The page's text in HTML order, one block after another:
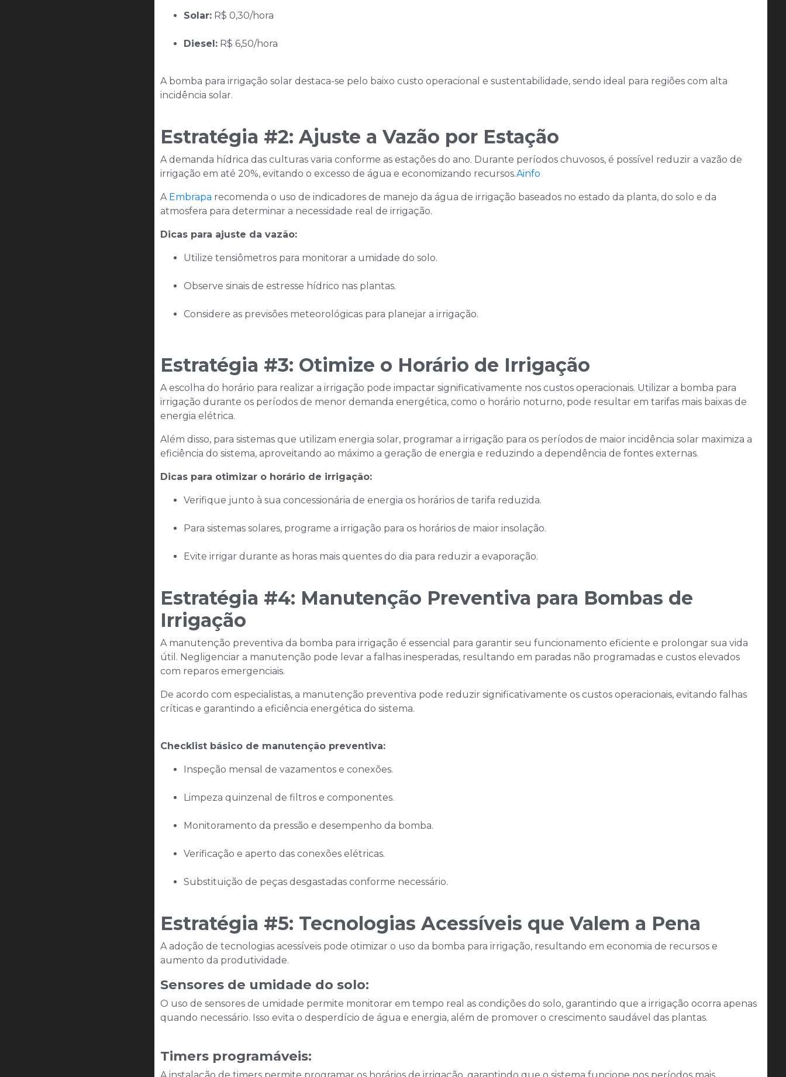
Solar: R$ 0,30/hora
Diesel: R$ 6,50/hora​
A bomba para irrigação solar destaca-se pelo baixo custo operacional e sustentabilidade, sendo ideal para regiões com alta
incidência solar.​
Estratégia #2: Ajuste a Vazão por Estação
A demanda hídrica das culturas varia conforme as estações do ano. Durante períodos chuvosos, é possível reduzir a vazão de
irrigação em até 20%, evitando o excesso de água e economizando recursos.​Ainfo
A Embrapa recomenda o uso de indicadores de manejo da água de irrigação baseados no estado da planta, do solo e da
atmosfera para determinar a necessidade real de irrigação.​
Dicas para ajuste da vazão:
Utilize tensiômetros para monitorar a umidade do solo.
Observe sinais de estresse hídrico nas plantas.
Considere as previsões meteorológicas para planejar a irrigação.​
Estratégia #3: Otimize o Horário de Irrigação
A escolha do horário para realizar a irrigação pode impactar significativamente nos custos operacionais. Utilizar a bomba para
irrigação durante os períodos de menor demanda energética, como o horário noturno, pode resultar em tarifas mais baixas de
energia elétrica.​
Além disso, para sistemas que utilizam energia solar, programar a irrigação para os períodos de maior incidência solar maximiza a
eficiência do sistema, aproveitando ao máximo a geração de energia e reduzindo a dependência de fontes externas.​
Dicas para otimizar o horário de irrigação:
Verifique junto à sua concessionária de energia os horários de tarifa reduzida.
Para sistemas solares, programe a irrigação para os horários de maior insolação.
Evite irrigar durante as horas mais quentes do dia para reduzir a evaporação.​
Estratégia #4: Manutenção Preventiva para Bombas de
Irrigação
A manutenção preventiva da bomba para irrigação é essencial para garantir seu funcionamento eficiente e prolongar sua vida
útil. Negligenciar a manutenção pode levar a falhas inesperadas, resultando em paradas não programadas e custos elevados
com reparos emergenciais.​
De acordo com especialistas, a manutenção preventiva pode reduzir significativamente os custos operacionais, evitando falhas
críticas e garantindo a eficiência energética do sistema.
Checklist básico de manutenção preventiva:
Inspeção mensal de vazamentos e conexões.
Limpeza quinzenal de filtros e componentes.
Monitoramento da pressão e desempenho da bomba.
Verificação e aperto das conexões elétricas.
Substituição de peças desgastadas conforme necessário.
Estratégia #5: Tecnologias Acessíveis que Valem a Pena
A adoção de tecnologias acessíveis pode otimizar o uso da bomba para irrigação, resultando em economia de recursos e
aumento da produtividade.​
Sensores de umidade do solo:
O uso de sensores de umidade permite monitorar em tempo real as condições do solo, garantindo que a irrigação ocorra apenas
quando necessário. Isso evita o desperdício de água e energia, além de promover o crescimento saudável das plantas.​
Timers programáveis: